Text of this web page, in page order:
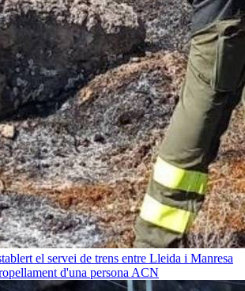
el servei de trens entre Lleida i Manresa
d'una persona ACN